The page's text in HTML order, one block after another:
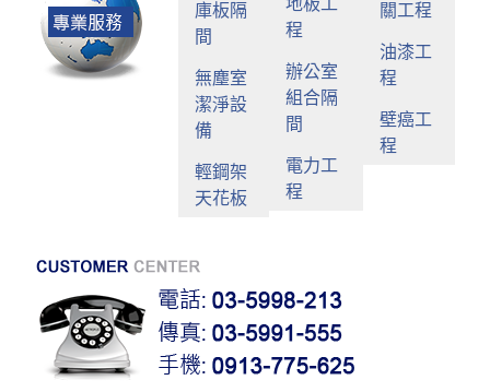
庫板隔
間
無塵室
潔淨設
備
輕鋼架
天花板
地板工
程
辦公室
組合隔
間
電力工
程
關工程
油漆工
程
壁癌工
程